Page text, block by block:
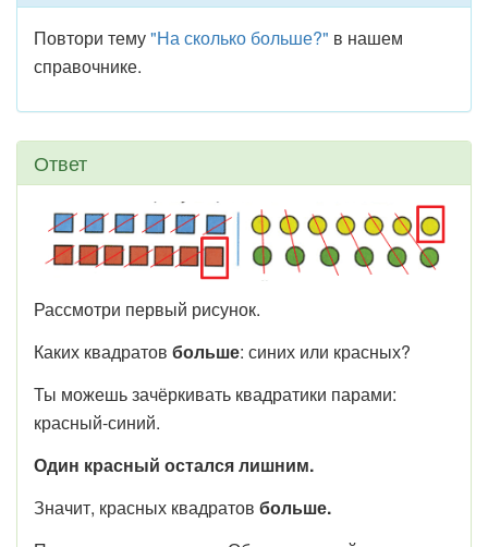
Повтори тему"На сколько больше?" в нашем
справочнике.
Ответ
Рассмотри первый рисунок.
Каких квадратов больше: синих или красных?
Ты можешь зачёркивать квадратики парами:
красный-синий.
Один красный остался лишним.
Значит, красных квадратов больше.